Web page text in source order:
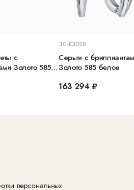
с
Золото 585
ЗС-83028
Серьги с
Золото 585 белое
163 294 ₽
персональных